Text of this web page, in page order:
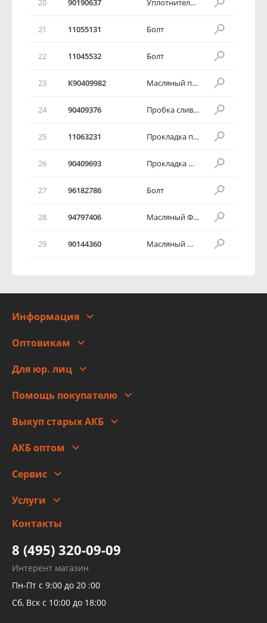
20 90190637 Уплотнительное кольцо
21 11055131 Болт
22 11045532 Болт
23 К90409982 Масляный поддон в сборе
24 90409376 Пробка сливного отверстия
25 11063231 Прокладка пробки
26 90409693 Прокладка масляного поддона
27 96182786 Болт
28 94797406 Масляный Фильтр
29 90144360 Масляный штуцер
Информация
Адреса
Новости
Правовая информация
Оптовикам
Для юр. лиц
Помощь покупателю
Оплата
Гарантии и возврат
Выкуп старых АКБ
АКБ оптом
Сервис
Заправка кондиционера авто
Детейлинг
Услуги
высокого давления
Тормозных трубок
Рукавов гидроусилителей
Рукавов компрессоров и турбин
Трубок кондиционеров
Контакты
8 (495) 320-09-09
Интерент магазин
Пн-Пт с 9:00 до 20 :00
Сб, Вск с 10:00 до 18:00